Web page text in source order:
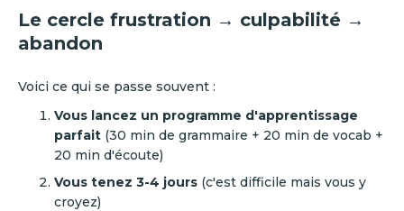
Le cercle frustration → culpabilité →
abandon
Voici ce qui se passe souvent :
Vous lancez un programme d'apprentissage
parfait (30 min de grammaire + 20 min de vocab +
20 min d'écoute)
Vous tenez 3-4 jours (c'est difficile mais vous y
croyez)